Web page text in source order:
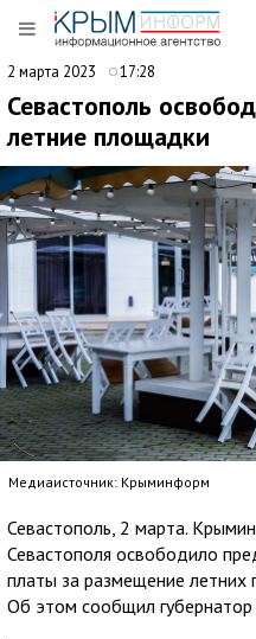
2 марта 2023 17:28
Севастополь
летние площадки
Медиаисточник: Крыминформ
Севастополь, 2 марта.
Севастополя освободило
платы за размещение
Об этом сообщил